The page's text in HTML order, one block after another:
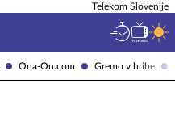
Ona-On.com Gremo v hribe
Telekom Slovenije